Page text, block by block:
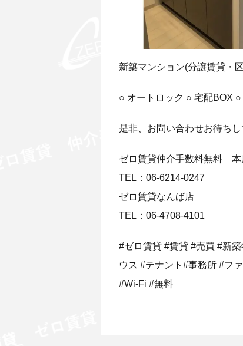
新築マンション(分譲賃貸・
○ オートロック ○ 宅配BOX
是非、お問い合わせお待ちし
ゼロ賃貸仲介手数料無料 本
TEL：06-6214-0247
ゼロ賃貸なんば店
TEL：06-4708-4101
#ゼロ賃貸 #賃貸 #売買 #新
ウス #テナント#事務所 #フ
#Wi-Fi #無料